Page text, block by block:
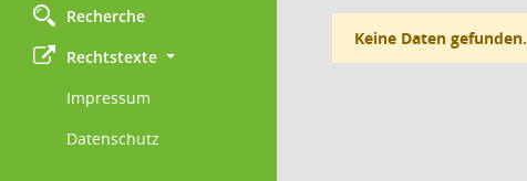
Recherche
Rechtstexte
Impressum
Datenschutz
Keine Daten gefunden.